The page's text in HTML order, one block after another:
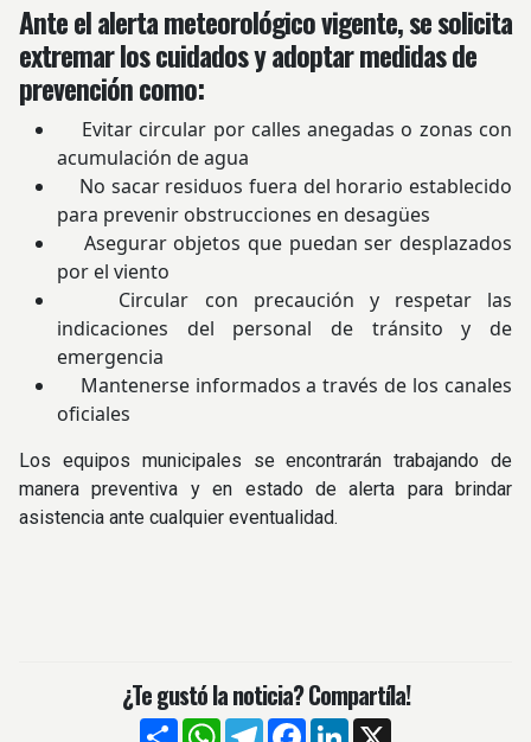
Ante el alerta meteorológico vigente, se solicita
extremar los cuidados y adoptar medidas de
prevención como:
Evitar circular por calles anegadas o zonas con
acumulación de agua
No sacar residuos fuera del horario establecido
para prevenir obstrucciones en desagües
Asegurar objetos que puedan ser desplazados
por el viento
Circular con precaución y respetar las
indicaciones del personal de tránsito y de
emergencia
Mantenerse informados a través de los canales
oficiales
Los equipos municipales se encontrarán trabajando de
manera preventiva y en estado de alerta para brindar
asistencia ante cualquier eventualidad.
¿Te gustó la noticia? Compartíla!
CompartirWhatsApp
TelegramFacebook
LinkedIn